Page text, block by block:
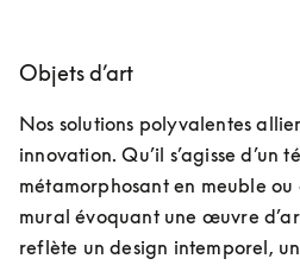
Objets d’art
Nos solutions polyvalentes
innovation. Qu’il s’agisse d’un
métamorphosant en meuble ou
mural évoquant une œuvre
reflète un design intemporel,